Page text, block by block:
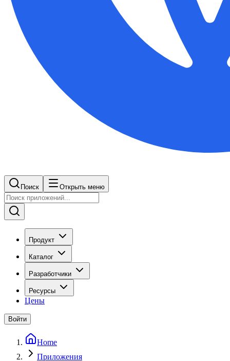
Поиск Открыть меню
Продукт
Каталог
Разработчики
Ресурсы
Цены
Войти
Home
Приложения